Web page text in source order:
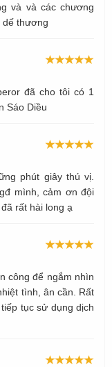
và và các chương
dế thương
đã cho tôi có 1
Sáo Diều
phút giây thú vị.
mình, cảm ơn đội
rất hài long ạ
công để ngắm nhìn
tình, ân cần. Rất
tục sử dụng dịch